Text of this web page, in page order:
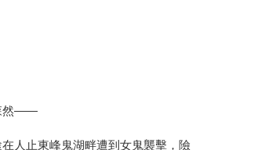
然——
人止東峰鬼湖畔遭到女鬼襲擊，險